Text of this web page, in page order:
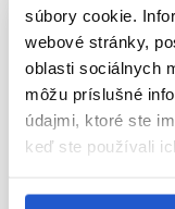
súbory cookie.
webové stránky,
oblasti sociálnych
môžu príslušné
údajmi, ktoré ste
keď ste používali